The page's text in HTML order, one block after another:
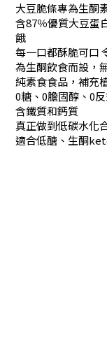
大豆脆條專為生酮
含87％優質大豆蛋
餓
每一口都酥脆可口
為生酮飲食而設，
純素食食品，補充
0糖、0膽固醇、0
含鐵質和鈣質
真正做到低碳水化
適合低醣、生酮